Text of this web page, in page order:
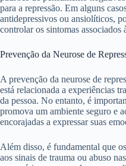
para a repressão. Em alguns
antidepressivos ou ansiolíticos,
controlar os sintomas associados
Prevenção da Neurose de
A prevenção da neurose de
está relacionada a experiências
da pessoa. No entanto, é
promova um ambiente seguro e
encorajadas a expressar suas
Além disso, é fundamental que
aos sinais de trauma ou abuso